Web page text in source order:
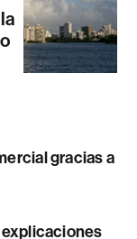
gracias a
explicaciones